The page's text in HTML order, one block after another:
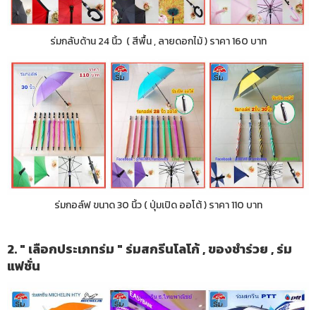
ร่มกลับด้าน 24 นิ้ว ( สีพื้น , ลายดอกไม้ ) ราคา 160 บาท
ร่มกอล์ฟ ขนาด 30 นิ้ว ( ปุ่มเปิด ออโต้ ) ราคา 110 บาท
2. " เลือกประเภทร่ม " ร่มสกรีนโลโก้ , ของชำร่วย , ร่ม
แฟชั่น